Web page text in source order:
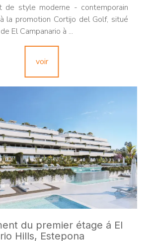
de style moderne - contemporain
la promotion Cortijo del Golf, situé
El Campanario à ...
voir
du premier étage á El
Hills, Estepona